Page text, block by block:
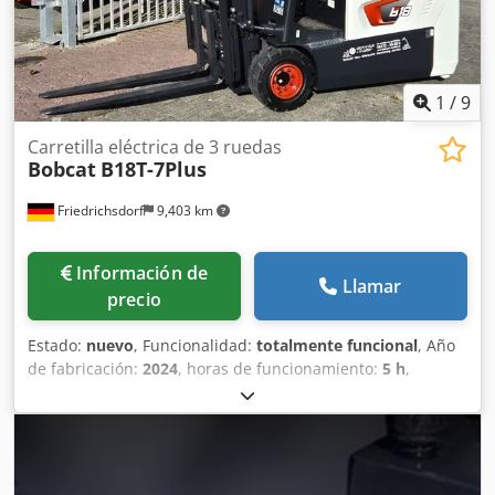
traseros: 80 - 100% Voltaje de la batería: 24 V Csdpfx Ahewi
Acgjhsrf Batería Ah: 150 Ah Tipo de batería: iones de litio
Año de fabricación de la batería: 2025 Estado de la batería:
80 - 100% Carrera inicial, carrera libre completa,
certificado CE, Batería de iones de litio que no requiere
mantenimiento.
1 /9
Friedrichsdorf 9,403 km
Carretilla eléctrica de 3 ruedas
Bobcat B18T-7Plus
Información de
precio
Llamar
Estado: nuevo, Funcionalidad: totalmente funcional, Año
de fabricación: 2024, horas de funcionamiento: 5 h,
1,800 kg, altura de elevación:
mm, ascensor libre:1,540 mm, tipo de combustible:
, altura de construcción:
, anchura del